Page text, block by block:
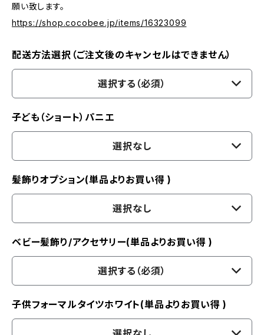
願い致します。
https://shop.cocobee.jp/items/16323099
配送方法選択（ご注文後のキャンセルはできません）
選択する（必須）
子ども（ショート）パニエ
選択なし
髪飾りオプション(単品よりお買い得 )
選択なし
ベビー髪飾り/アクセサリー(単品よりお買い得 )
選択する（必須）
子供フォーマルタイツホワイト(単品よりお買い得 )